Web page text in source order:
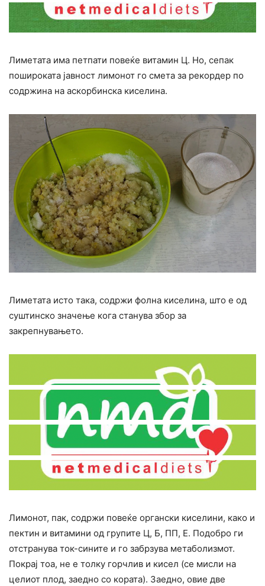
Лиметата има петпати повеќе витамин Ц. Но, сепак
пошироката јавност лимонот го смета за рекордер по
содржина на аскорбинска киселина.
Лиметата исто така, содржи фолна киселина, што е од
суштинско значење кога станува збор за
закрепнувањето.
Лимонот, пак, содржи повеќе органски киселини, како и
пектин и витамини од групите Ц, Б, ПП, Е. Подобро ги
отстранува ток-сините и го забрзува метаболизмот.
Покрај тоа, не е толку горчлив и кисел (се мисли на
целиот плод, заедно со кората). Заедно, овие две